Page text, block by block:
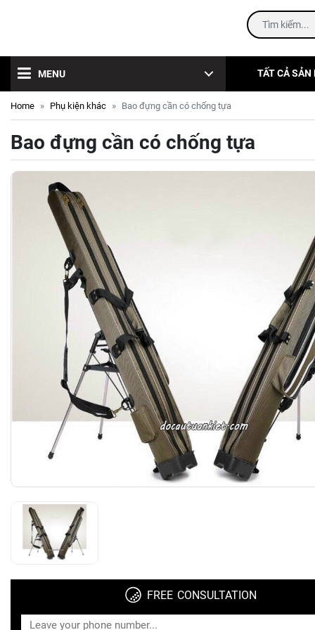
MENU TẤT CẢ SẢN
Home Phụ kiện khác Bao đựng cần có chống tựa
Bao đựng cần có chống tựa
FREE CONSULTATION